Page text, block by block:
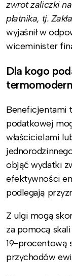
zwrot zaliczki
płatnika, tj.
wyjaśnił w
wiceminister
Dla kogo
Beneficjentami
podatkowej
właścicielami
objąć wydatki
efektywności
podlegają
Z ulgi mogą
za pomocą
19-procentową
przychodów